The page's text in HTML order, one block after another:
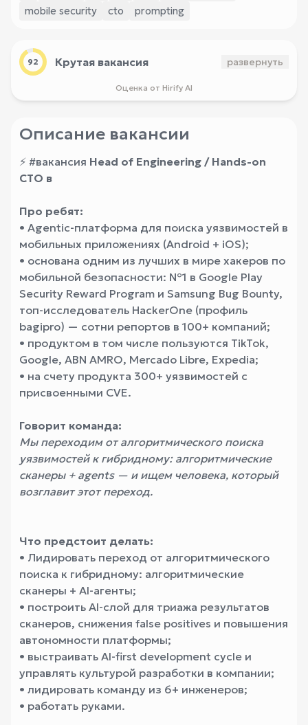
mobile security
cto prompting
92 Крутая вакансия развернуть
Оценка от Hirify AI
Описание вакансии
⚡️ #вакансия Head of Engineering / Hands-on
CTO в
Про ребят:
• Agentic-платформа для поиска уязвимостей в
мобильных приложениях (Android + iOS);
• основана одним из лучших в мире хакеров по
мобильной безопасности: №1 в Google Play
Security Reward Program и Samsung Bug Bounty,
топ-исследователь HackerOne (профиль
bagipro) — сотни репортов в 100+ компаний;
• продуктом в том числе пользуются TikTok,
Google, ABN AMRO, Mercado Libre, Expedia;
• на счету продукта 300+ уязвимостей с
присвоенными CVE.
Говорит команда:
Мы переходим от алгоритмического поиска
уязвимостей к гибридному: алгоритмические
сканеры + agents — и ищем человека, который
возглавит этот переход.
Что предстоит делать:
• Лидировать переход от алгоритмического
поиска к гибридному: алгоритмические
сканеры + AI-агенты;
• построить AI-слой для триажа результатов
сканеров, снижения false positives и повышения
автономности платформы;
• выстраивать AI-first development cycle и
управлять культурой разработки в компании;
• лидировать команду из 6+ инженеров;
• работать руками.